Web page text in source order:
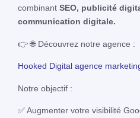
combinant SEO, publicité
communication digitale.
👉 🌐 Découvrez notre agence :
Hooked Digital agence
Notre objectif :
✅ Augmenter votre visibilité